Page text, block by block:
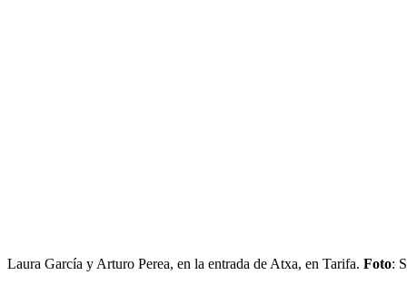
Laura García y Arturo Perea, en la entrada de Atxa, en Tarifa. Foto: